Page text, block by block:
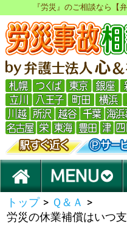
『労災』のご相談なら【
トップ > Ｑ＆Ａ >
労災の休業補償はいつ